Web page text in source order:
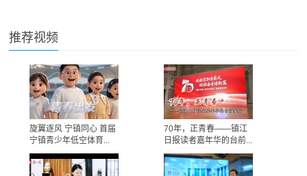
推荐视频
旋翼逐风 宁镇同心 首届
宁镇青少年低空体育...
70年，正青春——镇江
日报读者嘉年华的台前...